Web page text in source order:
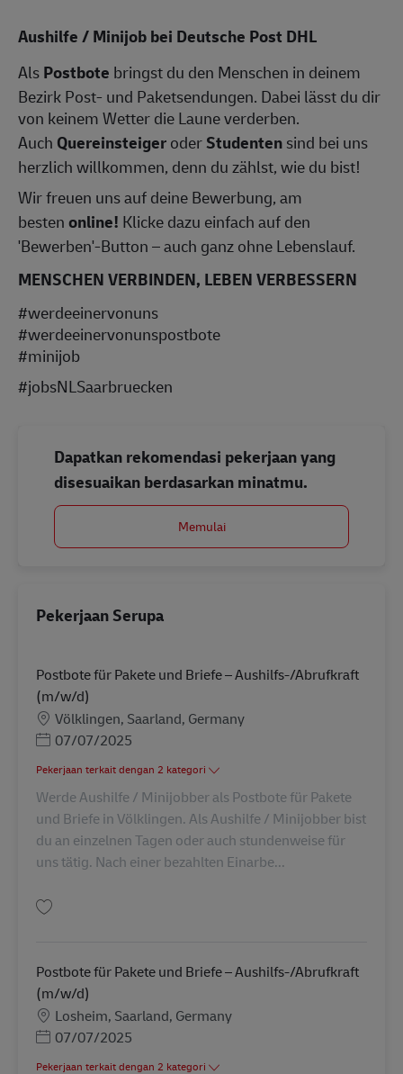
Aushilfe / Minijob bei Deutsche Post DHL
AlsPostbote bringst du den Menschen in deinem
Bezirk Post- und Paketsendungen. Dabei lässt du dir
von keinem Wetter die Laune verderben.
Auch QuereinsteigeroderStudentensind bei uns
herzlich willkommen, denn du zählst, wie du bist!
Wir freuen uns auf deine Bewerbung, am
bestenonline! Klicke dazu einfach auf den
'Bewerben'-Button – auch ganz ohne Lebenslauf.
MENSCHEN VERBINDEN, LEBEN VERBESSERN
#werdeeinervonuns
#werdeeinervonunspostbote
#minijob
#jobsNLSaarbruecken
Dapatkan rekomendasi pekerjaan yang
disesuaikan berdasarkan minatmu.
Memulai
Pekerjaan Serupa
Postbote für Pakete und Briefe – Aushilfs-/Abrufkraft
(m/w/d)
LokasiVölklingen, Saarland, Germany
Posted Date
07/07/2025
Pekerjaan terkait dengan 2 kategori
Werde Aushilfe / Minijobber als Postbote für Pakete
und Briefe in Völklingen. Als Aushilfe / Minijobber bist
du an einzelnen Tagen oder auch stundenweise für
uns tätig. Nach einer bezahlten Einarbe...
Postbote für Pakete und Briefe – Aushilfs-/Abrufkraft
(m/w/d)
LokasiLosheim, Saarland, Germany
Posted Date
07/07/2025
Pekerjaan terkait dengan 2 kategori